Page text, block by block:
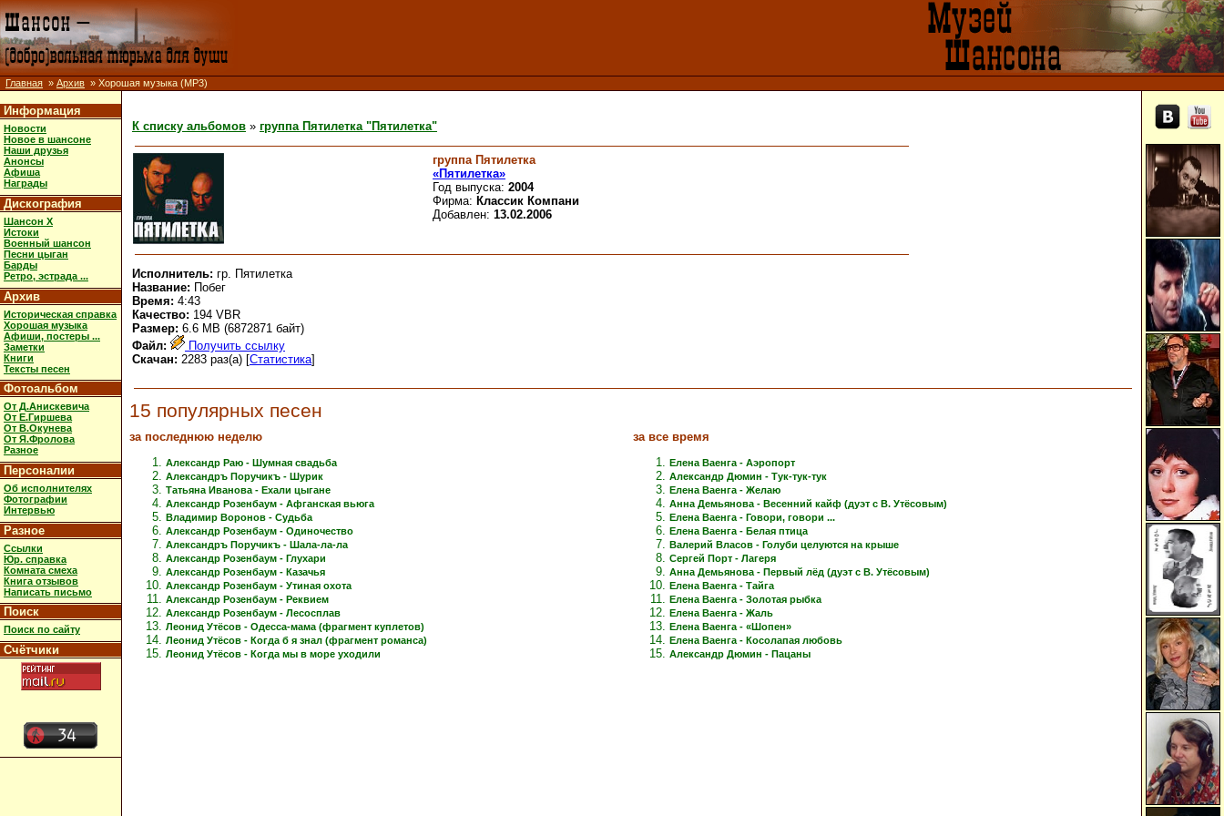
Главная » Архив » Хорошая музыка (MP3)
Информация
Новости
Новое в шансоне
Наши друзья
Анонсы
Афиша
Награды
Дискография
Шансон X
Истоки
Военный шансон
Песни цыган
Барды
Ретро, эстрада ...
Архив
Историческая справка
Хорошая музыка
Афиши, постеры ...
Заметки
Книги
Тексты песен
Фотоальбом
От Д.Анискевича
От Е.Гиршева
От В.Окунева
От Я.Фролова
Разное
Персоналии
Об исполнителях
Фотографии
Интервью
Разное
Ссылки
Юр. справка
Комната смеха
Книга отзывов
Написать письмо
Поиск
Поиск по сайту
Счётчики
К списку альбомов » группа Пятилетка "Пятилетка"
группа Пятилетка
«Пятилетка»
Год выпуска: 2004
Фирма: Классик Компани
Добавлен: 13.02.2006
Исполнитель: гр. Пятилетка
Название: Побег
Время: 4:43
Качество: 194 VBR
Размер: 6.6 MB (6872871 байт)
Файл:
Получить ссылку
Скачан: 2283 раз(а) [Статистика]
15 популярных песен
за последнюю неделю
Александр Раю - Шумная свадьба
Александръ Поручикъ - Шурик
Татьяна Иванова - Ехали цыгане
Александр Розенбаум - Афганская вьюга
Владимир Воронов - Судьба
Александр Розенбаум - Одиночество
Александръ Поручикъ - Шала-ла-ла
Александр Розенбаум - Глухари
Александр Розенбаум - Казачья
Александр Розенбаум - Утиная охота
Александр Розенбаум - Реквием
Александр Розенбаум - Лесосплав
Леонид Утёсов - Одесса-мама (фрагмент куплетов)
Леонид Утёсов - Когда б я знал (фрагмент романса)
Леонид Утёсов - Когда мы в море уходили
за все время
Елена Ваенга - Аэропорт
Александр Дюмин - Тук-тук-тук
Елена Ваенга - Желаю
Анна Демьянова - Весенний кайф (дуэт с В. Утёсовым)
Елена Ваенга - Говори, говори ...
Елена Ваенга - Белая птица
Валерий Власов - Голуби целуются на крыше
Сергей Порт - Лагеря
Анна Демьянова - Первый лёд (дуэт с В. Утёсовым)
Елена Ваенга - Тайга
Елена Ваенга - Золотая рыбка
Елена Ваенга - Жаль
Елена Ваенга - «Шопен»
Елена Ваенга - Косолапая любовь
Александр Дюмин - Пацаны